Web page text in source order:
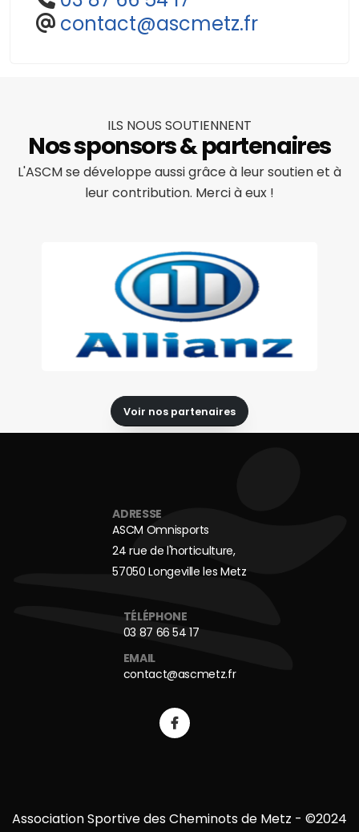
contact@ascmetz.fr
ILS NOUS SOUTIENNENT
Nos sponsors & partenaires
L'ASCM se développe aussi grâce à leur soutien et à
leur contribution. Merci à eux !
Voir nos partenaires
ADRESSE
ASCM Omnisports
24 rue de l'horticulture,
57050 Longeville les Metz
TÉLÉPHONE
03 87 66 54 17
EMAIL
contact@ascmetz.fr
Association Sportive des Cheminots de Metz - ©2024